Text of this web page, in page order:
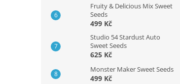
Fruity & Delicious Mix Sweet
Seeds
499 Kč
Studio 54 Stardust Auto
Sweet Seeds
625 Kč
Monster Maker Sweet Seeds
499 Kč